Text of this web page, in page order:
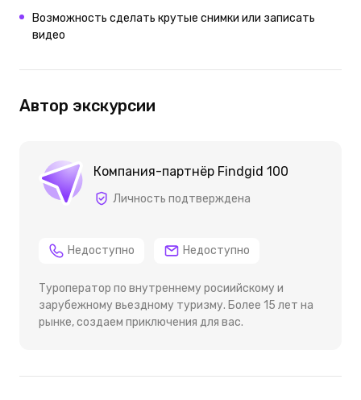
Возможность сделать крутые снимки или записать
видео
Автор экскурсии
Компания-партнёр Findgid 100
Личность подтверждена
Недоступно Недоступно
Туроператор по внутреннему росиийскому и
зарубежному вьездному туризму. Более 15 лет на
рынке, создаем приключения для вас.